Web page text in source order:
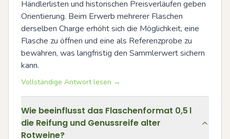
Händlerlisten und historischen Preisverläufen geben
Orientierung. Beim Erwerb mehrerer Flaschen
derselben Charge erhöht sich die Möglichkeit, eine
Flasche zu öffnen und eine als Referenzprobe zu
bewahren, was langfristig den Sammlerwert sichern
kann.
Vollständige Antwort lesen →
Wie beeinflusst das Flaschenformat 0,5 l
die Reifung und Genussreife alter
Rotweine?